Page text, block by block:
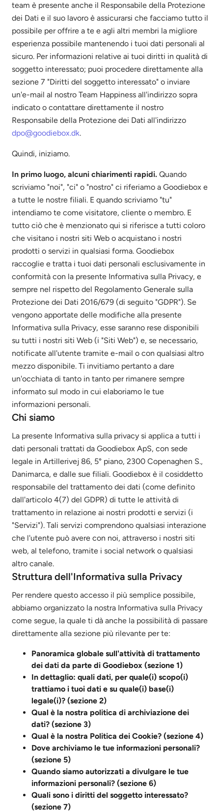
team è presente anche il Responsabile della Protezione
dei Dati e il suo lavoro è assicurarsi che facciamo tutto il
possibile per offrire a te e agli altri membri la migliore
esperienza possibile mantenendo i tuoi dati personali al
sicuro. Per informazioni relative ai tuoi diritti in qualità di
soggetto interessato; puoi procedere direttamente alla
sezione 7 "Diritti del soggetto interessato" o inviare
un'e-mail al nostro Team Happiness all'indirizzo sopra
indicato o contattare direttamente il nostro
Responsabile della Protezione dei Dati all'indirizzo
dpo@goodiebox.dk.
Quindi, iniziamo.
In primo luogo, alcuni chiarimenti rapidi. Quando
scriviamo "noi", "ci" o "nostro" ci riferiamo a Goodiebox e
a tutte le nostre filiali. E quando scriviamo "tu"
intendiamo te come visitatore, cliente o membro. E
tutto ciò che è menzionato qui si riferisce a tutti coloro
che visitano i nostri siti Web o acquistano i nostri
prodotti o servizi in qualsiasi forma. Goodiebox
raccoglie e tratta i tuoi dati personali esclusivamente in
conformità con la presente Informativa sulla Privacy, e
sempre nel rispetto del Regolamento Generale sulla
Protezione dei Dati 2016/679 (di seguito "GDPR"). Se
vengono apportate delle modifiche alla presente
Informativa sulla Privacy, esse saranno rese disponibili
su tutti i nostri siti Web (i "Siti Web") e, se necessario,
notificate all'utente tramite e-mail o con qualsiasi altro
mezzo disponibile. Ti invitiamo pertanto a dare
un'occhiata di tanto in tanto per rimanere sempre
informato sul modo in cui elaboriamo le tue
informazioni personali.
Chi siamo
La presente Informativa sulla privacy si applica a tutti i
dati personali trattati da Goodiebox ApS, con sede
legale in Artillerivej 86, 5° piano, 2300 Copenaghen S.,
Danimarca, e dalle sue filiali. Goodiebox è il cosiddetto
responsabile del trattamento dei dati (come definito
dall'articolo 4(7) del GDPR) di tutte le attività di
trattamento in relazione ai nostri prodotti e servizi (i
"Servizi"). Tali servizi comprendono qualsiasi interazione
che l'utente può avere con noi, attraverso i nostri siti
web, al telefono, tramite i social network o qualsiasi
altro canale.
Struttura dell'Informativa sulla Privacy
Per rendere questo accesso il più semplice possibile,
abbiamo organizzato la nostra Informativa sulla Privacy
come segue, la quale ti dà anche la possibilità di passare
direttamente alla sezione più rilevante per te:
Panoramica globale sull'attività di trattamento
dei dati da parte di Goodiebox (sezione 1)
In dettaglio: quali dati, per quale(i) scopo(i)
trattiamo i tuoi dati e su quale(i) base(i)
legale(i)? (sezione 2)
Qual è la nostra politica di archiviazione dei
dati? (sezione 3)
Qual è la nostra Politica dei Cookie? (sezione 4)
Dove archiviamo le tue informazioni personali?
(sezione 5)
Quando siamo autorizzati a divulgare le tue
informazioni personali? (sezione 6)
Quali sono i diritti del soggetto interessato?
(sezione 7)